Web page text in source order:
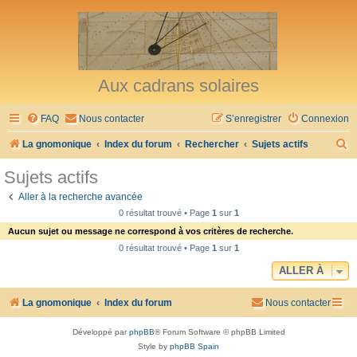
Aux cadrans solaires
FAQ Nous contacter Connexion
S’enregistrer
La gnomonique Index du forum Rechercher Sujets actifs
h
Sujets actifs
Aller à la recherche avancée
0 résultat trouvé • Page 1sur 1
Aucun sujet ou message ne correspond à vos critères de recherche.
0 résultat trouvé • Page 1sur 1
ALLER À
La gnomonique Index du forum Nous contacter
Développé parphpBB® Forum Software © phpBB Limited
Style by phpBB Spain